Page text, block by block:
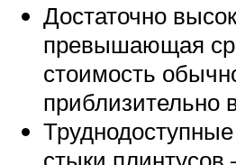
Достаточно
превышающая
стоимость
приблизительно